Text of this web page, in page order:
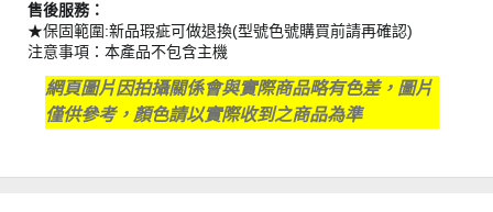
售後服務：
★保固範圍:新品瑕疵可做退換(型號色號購買前請再確認)
注意事項：本產品不包含主機
網頁圖片因拍攝關係會與實際商品略有色差，圖片
僅供參考，顏色請以實際收到之商品為準